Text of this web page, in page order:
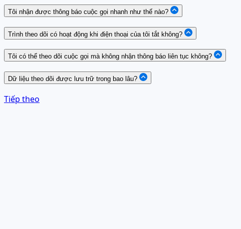
Tôi nhận được thông báo cuộc gọi nhanh như thế nào?
Trình theo dõi có hoạt động khi điện thoại của tôi tắt không?
Tôi có thể theo dõi cuộc gọi mà không nhận thông báo liên tục không?
Dữ liệu theo dõi được lưu trữ trong bao lâu?
Tiếp theo